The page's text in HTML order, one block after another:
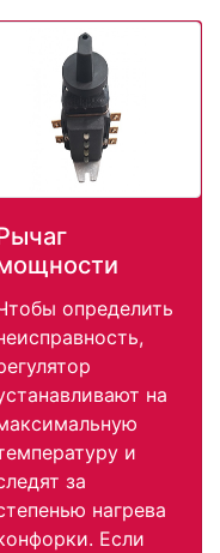
определить
на
и
за
нагрева
Если